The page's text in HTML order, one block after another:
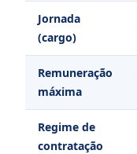
Jornada
(cargo)
Remuneração
máxima
Regime de
contratação